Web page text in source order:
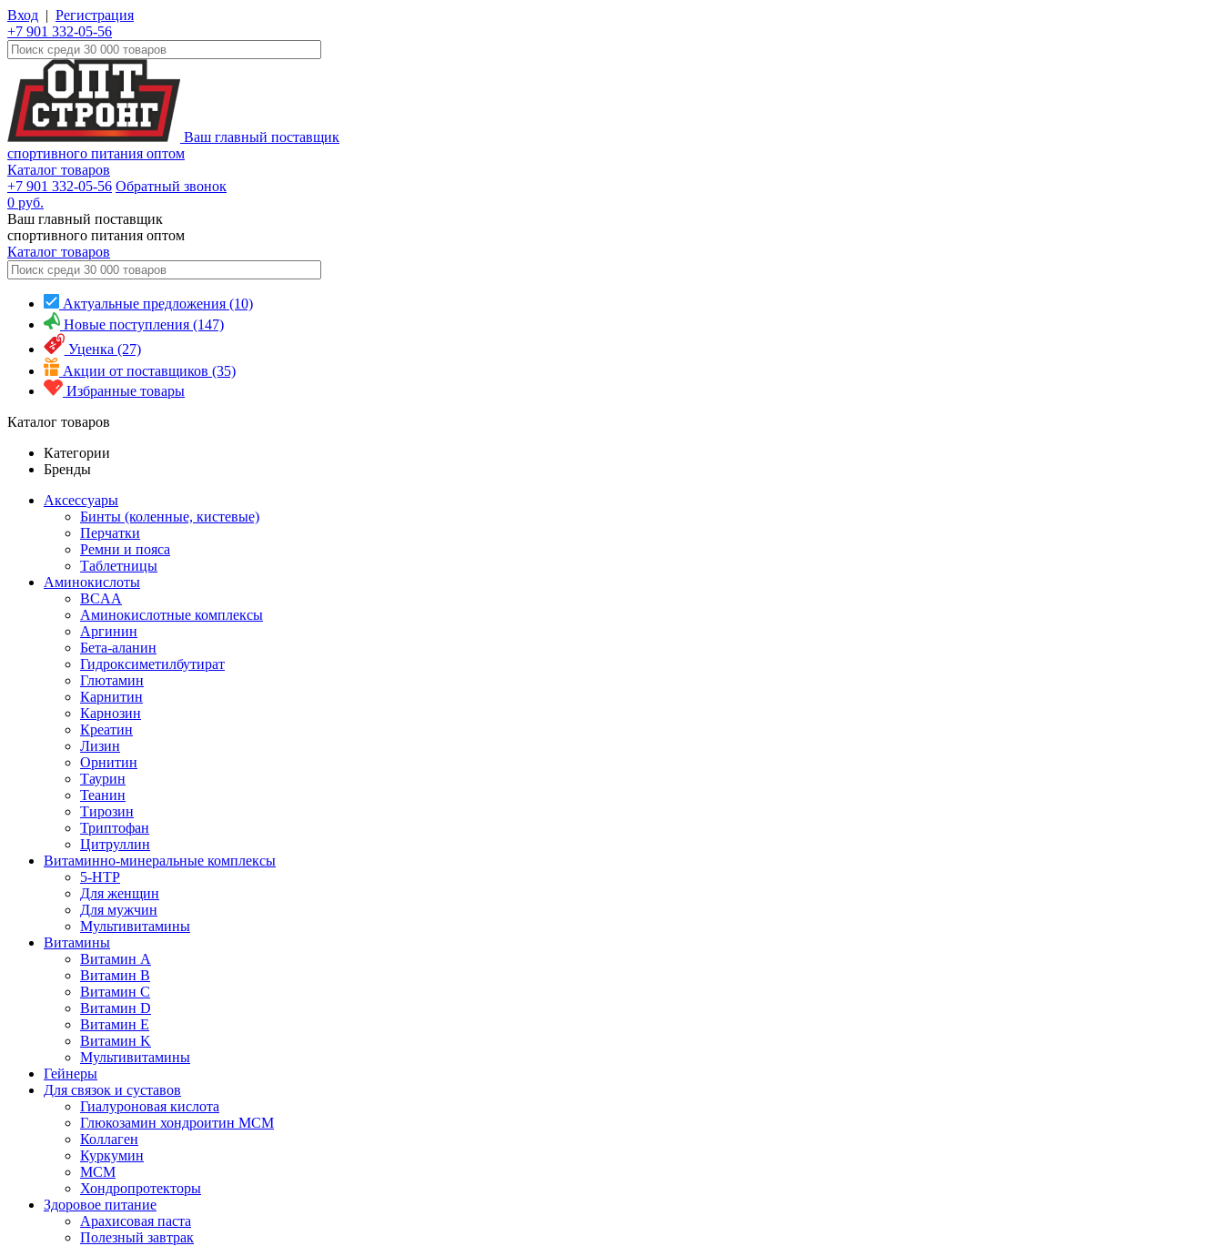
Вход | Регистрация
+7 901 332-05-56
Ваш главный поставщик
спортивного питания оптом
Каталог товаров
+7 901 332-05-56 Обратный звонок
0 руб.
Ваш главный поставщик
спортивного питания оптом
Каталог товаров
Актуальные предложения (10)
Новые поступления (147)
Уценка (27)
Акции от поставщиков (35)
Избранные товары
Каталог товаров
Категории
Бренды
Аксессуары
Бинты (коленные, кистевые)
Перчатки
Ремни и пояса
Таблетницы
Аминокислоты
BCAA
Аминокислотные комплексы
Аргинин
Бета-аланин
Гидроксиметилбутират
Глютамин
Карнитин
Карнозин
Креатин
Лизин
Орнитин
Таурин
Теанин
Тирозин
Триптофан
Цитруллин
Витаминно-минеральные комплексы
5-HTP
Для женщин
Для мужчин
Мультивитамины
Витамины
Витамин A
Витамин B
Витамин C
Витамин D
Витамин E
Витамин K
Мультивитамины
Гейнеры
Для связок и суставов
Гиалуроновая кислота
Глюкозамин хондроитин МСМ
Коллаген
Куркумин
МСМ
Хондропротекторы
Здоровое питание
Арахисовая паста
Полезный завтрак